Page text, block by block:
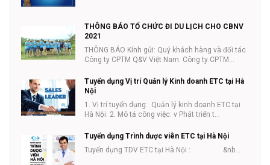
THÔNG BÁO TỔ CHỨC ĐI DU LỊCH CHO CBNV
2021
THÔNG BÁO Kính gửi: Quý khách hàng và đối tác
Công ty CPTM Q&V Việt Nam. Công ty CPTM
Tuyển dụng Vị trí Quản lý Kinh doanh ETC tại Hà
Nội
1. Vị trí tuyển dụng: Quản lý kinh doanh ETC tại
Hà Nội: 2. Mô tả công việc: v Phát triển t...
Tuyển dụng Trình dược viên ETC tại Hà Nội
Tuyển dụng TDV ETC tại Hà Nội : &nb...